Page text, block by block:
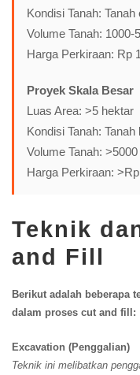
Kondisi Tanah:
Volume Tanah: 1000-
Harga Perkiraan: Rp
Proyek Skala Besar
Luas Area: >5 hektar
Kondisi Tanah:
Volume Tanah:
Harga Perkiraan:
Teknik
and Fill
Berikut adalah beberapa
dalam proses cut and fill:
Excavation (Penggalian)
Teknik ini melibatkan